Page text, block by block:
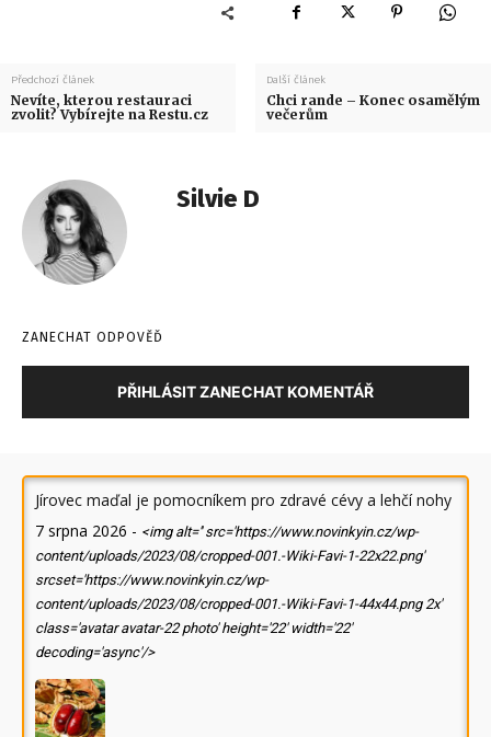
Předchozí článek
Nevíte, kterou restauraci
zvolit? Vybírejte na Restu.cz
Další článek
Chci rande – Konec osamělým
večerům
Silvie D
ZANECHAT ODPOVĚĎ
PŘIHLÁSIT ZANECHAT KOMENTÁŘ
Jírovec maďal je pomocníkem pro zdravé cévy a lehčí nohy
7 srpna 2026 - <img alt='' src='https://www.novinkyin.cz/wp-
content/uploads/2023/08/cropped-001.-Wiki-Favi-1-22x22.png'
srcset='https://www.novinkyin.cz/wp-
content/uploads/2023/08/cropped-001.-Wiki-Favi-1-44x44.png 2x'
class='avatar avatar-22 photo' height='22' width='22'
decoding='async'/>